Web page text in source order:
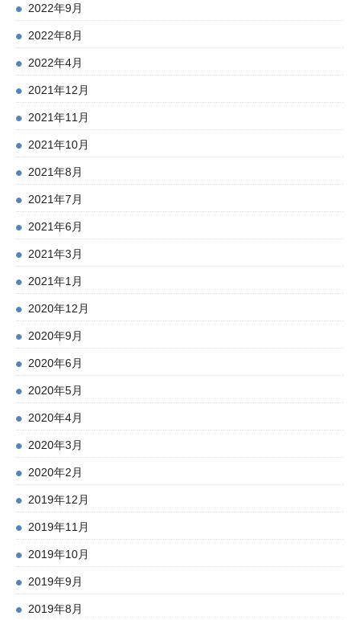
2022年9月
2022年8月
2022年4月
2021年12月
2021年11月
2021年10月
2021年8月
2021年7月
2021年6月
2021年3月
2021年1月
2020年12月
2020年9月
2020年6月
2020年5月
2020年4月
2020年3月
2020年2月
2019年12月
2019年11月
2019年10月
2019年9月
2019年8月